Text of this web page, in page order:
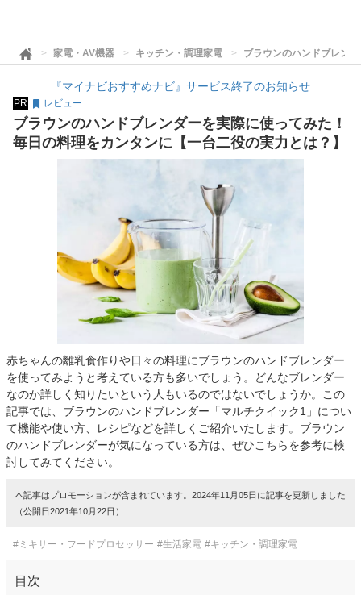
家電・AV機器 キッチン・調理家電 ブラウンのハンドブレン
『マイナビおすすめナビ』サービス終了のお知らせ
PR レビュー
ブラウンのハンドブレンダーを実際に使ってみた！
毎日の料理をカンタンに【一台二役の実力とは？】
赤ちゃんの離乳食作りや日々の料理にブラウンのハンドブレンダー
を使ってみようと考えている方も多いでしょう。どんなブレンダー
なのか詳しく知りたいという人もいるのではないでしょうか。この
記事では、ブラウンのハンドブレンダー「マルチクイック1」につい
て機能や使い方、レシピなどを詳しくご紹介いたします。ブラウン
のハンドブレンダーが気になっている方は、ぜひこちらを参考に検
討してみてください。
本記事はプロモーションが含まれています。2024年11月05日に記事を更新しました
（公開日2021年10月22日）
#ミキサー・フードプロセッサー #生活家電 #キッチン・調理家電
目次